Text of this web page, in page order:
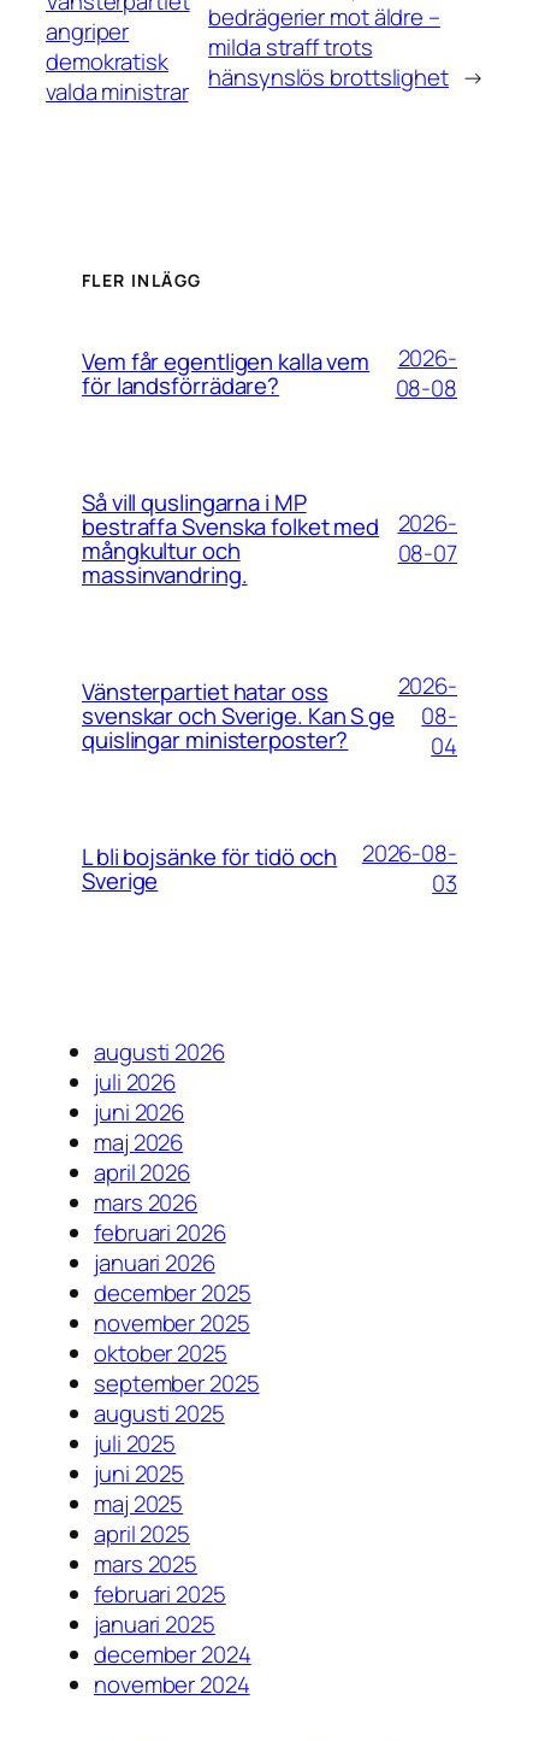
angriper
demokratisk
valda ministrar
bedrägerier mot äldre –
milda straff trots
hänsynslös brottslighet →
FLER INLÄGG
Vem får egentligen kalla vem
för landsförrädare?
2026-
08-08
Så vill quslingarna i MP
bestraffa Svenska folket med
mångkultur och
massinvandring.
2026-
08-07
Vänsterpartiet hatar oss
svenskar och Sverige. Kan S ge
quislingar ministerposter?
2026-
08-
04
L bli bojsänke för tidö och
Sverige
2026-08-
03
augusti 2026
juli 2026
juni 2026
maj 2026
april 2026
mars 2026
februari 2026
januari 2026
december 2025
november 2025
oktober 2025
september 2025
augusti 2025
juli 2025
juni 2025
maj 2025
april 2025
mars 2025
februari 2025
januari 2025
december 2024
november 2024